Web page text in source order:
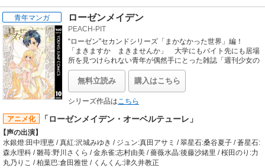
【スタッフ情報】
原作:ユーフォーテーブル（月刊コミック電撃大王連載 メディアワークス刊）
監督:チームまなび部屋
企画:大月俊倫、久木敏行 / 企画協力:ガンジス / ストーリーディレクター:金月龍之
介 / ビジュアルディレクター・キャラクターデザイン:小笠原篤 / テクニカルディ
レクター:平尾隆之 / レイアウトディレクター:高橋タクロヲ / キーアニメーター:三
浦貴博、嘉手苅睦 / 美術監督・美術設定:小野寺美由紀 / 色彩設計:油谷ゆみ / 撮影
監督:松田成志 / 編集:今井剛 / 音響監督:本山哲 / 録音:川村貴彦 / 音響効果:山谷尚人
/ 音響制作:オムニバスプロモーション / 録音スタジオ:アバコクリエイティブスタ
ジオ / 音楽:三澤康広 / webシステムマネージャー:笠原健一郎 / 制作デスク:鈴木龍 /
ューサー:近藤光
【音楽】
OP:林原めぐみ「A Happy life」 / ED:林原めぐみ「Lucky ＆ Happy」
青年マンガ ローゼンメイデン
PEACH-PIT
“ローゼン”セカンドシリーズ「まかなかった世界」編！
「まきますか まきませんか」 大学にもバイト先にも居場
所を見つけられない青年が偶然手にとった雑誌「週刊少女の
つくり方」。その日を境に青年を取り巻く世界は変わり始め
る。 謎多きアンティークドール“ローゼンメイデン”を巡る
不思議な物語が今、動き出す…！
無料立読み 購入はこちら
シリーズ作品はこちら
アニメ化 「ローゼンメイデン・オーベルテューレ」
【声の出演】
水銀燈:田中理恵 / 真紅:沢城みゆき / ジュン:真田アサミ / 翠星石:桑谷夏子 / 蒼星石:
森永理科 / 雛苺:野川さくら / 金糸雀:志村由美 / 薔薇水晶:後藤沙緒里 / 桜田のり:力
丸乃りこ / 柏葉巴:倉田雅世 / くんくん:津久井教正